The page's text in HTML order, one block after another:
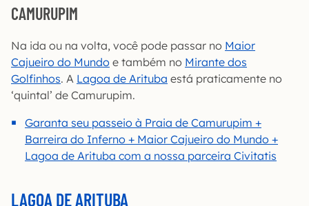
CAMURUPIM
Na ida ou na volta, você pode passar no Maior
Cajueiro do Mundo e também no Mirante dos
Golfinhos. A Lagoa de Arituba está praticamente no
‘quintal’ de Camurupim.
Garanta seu passeio à Praia de Camurupim +
Barreira do Inferno + Maior Cajueiro do Mundo +
Lagoa de Arituba com a nossa parceira Civitatis
LAGOA DE ARITUBA